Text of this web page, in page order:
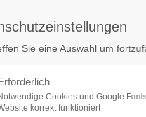
Sie eine Auswahl um
Cookies und Google
korrekt funktioniert